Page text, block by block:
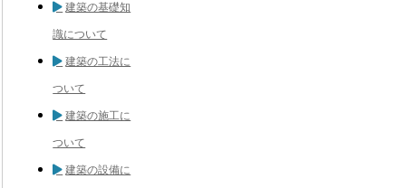
建築の基礎知
識について
建築の工法に
ついて
建築の施工に
ついて
建築の設備に